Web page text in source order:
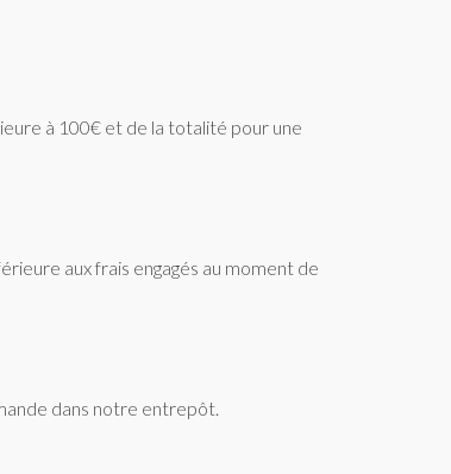
à 100€ et de la totalité pour une
aux frais engagés au moment de
dans notre entrepôt.